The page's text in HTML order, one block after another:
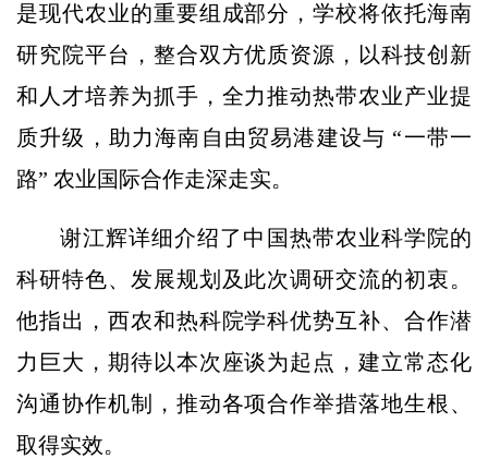
是现代农业的重要组成部分，学校将依托海南
研究院平台，整合双方优质资源，以科技创新
和人才培养为抓手，全力推动热带农业产业提
质升级，助力海南自由贸易港建设与 “一带一
路” 农业国际合作走深走实。
谢江辉详细介绍了中国热带农业科学院的
科研特色、发展规划及此次调研交流的初衷。
他指出，西农和热科院学科优势互补、合作潜
力巨大，期待以本次座谈为起点，建立常态化
沟通协作机制，推动各项合作举措落地生根、
取得实效。